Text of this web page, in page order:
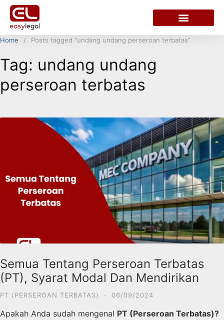
Home Posts tagged “undang undang perseroan terbatas”
Tag: undang undang
perseroan terbatas
Semua Tentang Perseroan Terbatas
(PT), Syarat Modal Dan Mendirikan
PT (PERSEROAN TERBATAS) · 06/09/2024
Apakah Anda sudah mengenal PT (Perseroan Terbatas)?